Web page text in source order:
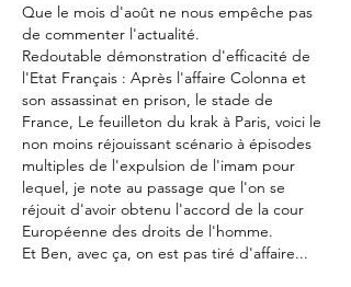
Que le mois d'août ne nous empêche pas
de commenter l'actualité.
Redoutable démonstration d'efficacité de
l'Etat Français : Après l'affaire Colonna et
son assassinat en prison, le stade de
France, Le feuilleton du krak à Paris, voici le
non moins réjouissant scénario à épisodes
multiples de l'expulsion de l'imam pour
lequel, je note au passage que l'on se
réjouit d'avoir obtenu l'accord de la cour
Européenne des droits de l'homme.
Et Ben, avec ça, on est pas tiré d'affaire...